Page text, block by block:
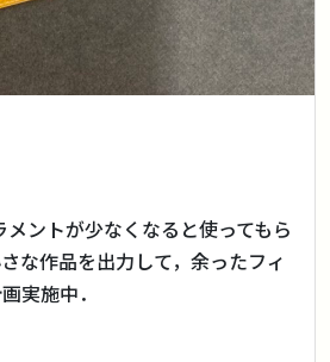
ントが少なくなると使ってもら
な作品を出力して，余ったフィ
実施中．